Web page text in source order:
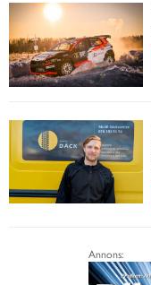
Annons: